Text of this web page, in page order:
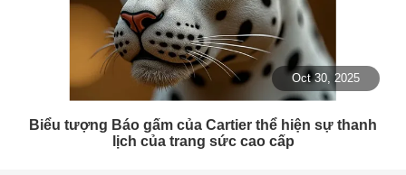
Oct 30, 2025
Biểu tượng Báo gấm của Cartier thể hiện sự thanh
lịch của trang sức cao cấp